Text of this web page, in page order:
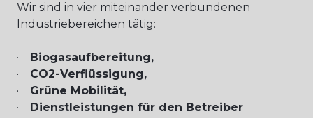
Wir sind in vier miteinander verbundenen
Industriebereichen tätig:
· Biogasaufbereitung,
· CO2-Verflüssigung,
· Grüne Mobilität,
· Dienstleistungen für den Betreiber